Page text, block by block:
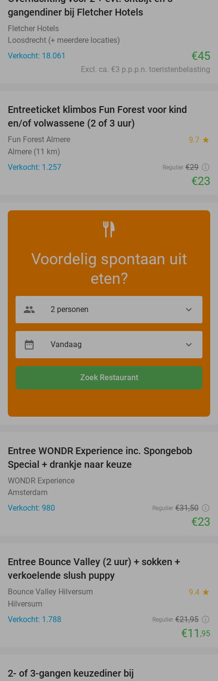
gangendiner bij Fletcher Hotels
Fletcher Hotels
Loosdrecht (+ meerdere locaties)
Verkocht: 18.061
€45
Excl. ca. €3 p.p.p.n. toeristenbelasting
Entreeticket klimbos Fun Forest voor kind
en/of volwassene (2 of 3 uur)
Fun Forest Almere 9.7 star
Almere (11 km)
Verkocht: 1.257
Regulier €29
€23
Voordelig spontaan uit
eten?
Zoek Restaurant
27%
Entree WONDR Experience inc. Spongebob
Special + drankje naar keuze
WONDR Experience
Amsterdam
Verkocht: 980
Regulier €31,50
€23
Entree Bounce Valley (2 uur) + sokken +
verkoelende slush puppy
Bounce Valley Hilversum 9.4 star
Hilversum
Verkocht: 1.788
Regulier €21,95
€11 ,95
2- of 3-gangen keuzediner bij